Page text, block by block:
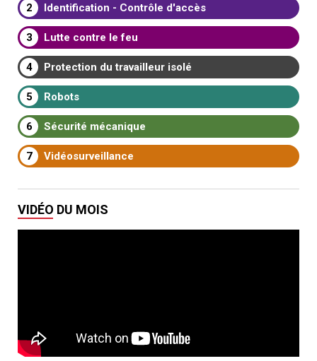
2 Identification - Contrôle d'accès
3 Lutte contre le feu
4 Protection du travailleur isolé
5 Robots
6 Sécurité mécanique
7 Vidéosurveillance
VIDÉO DU MOIS